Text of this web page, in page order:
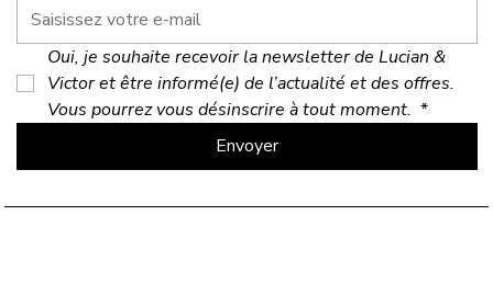
Oui, je souhaite recevoir la newsletter de Lucian &
Victor et être informé(e) de l’actualité et des offres.
Vous pourrez vous désinscrire à tout moment. *
Envoyer